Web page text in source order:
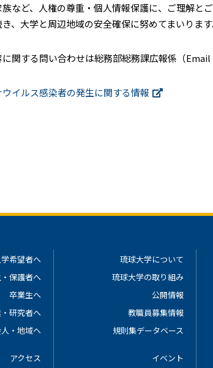
など、人権の尊重・個人情報保護に、ご理解とご
、大学と周辺地域の安全確保に努めてまいります
関する問い合わせは総務部総務課広報係（
イルス感染者の発生に関する情報
希望者へ
保護者へ
卒業生へ
研究者へ
・地域へ
アクセス
琉球大学について
琉球大学の取り組み
公開情報
教職員募集情報
規則集データベース
イベント